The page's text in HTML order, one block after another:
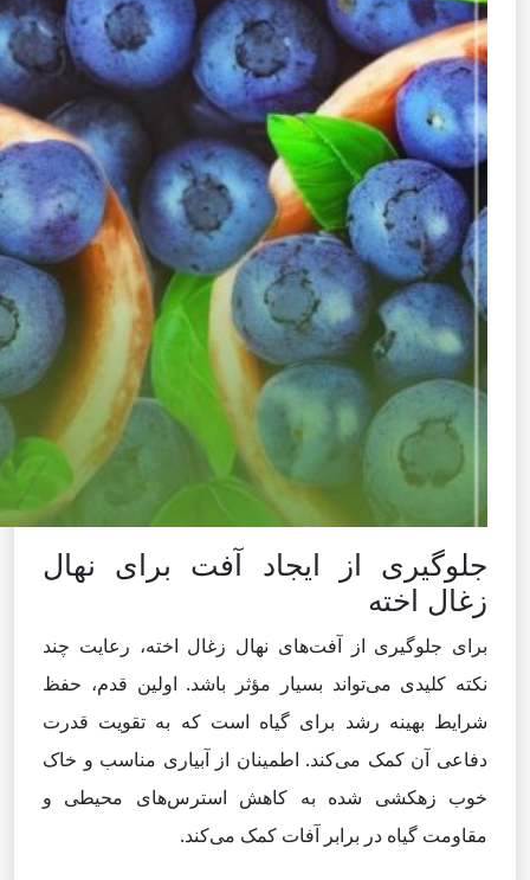
جلوگیری از ایجاد آفت‌ برای نهال
زغال اخته
برای جلوگیری از آفت‌های نهال زغال اخته، رعایت چند
نکته کلیدی می‌تواند بسیار مؤثر باشد. اولین قدم، حفظ
شرایط بهینه رشد برای گیاه است که به تقویت قدرت
دفاعی آن کمک می‌کند. اطمینان از آبیاری مناسب و خاک
خوب زهکشی شده به کاهش استرس‌های محیطی و
مقاومت گیاه در برابر آفات کمک می‌کند.